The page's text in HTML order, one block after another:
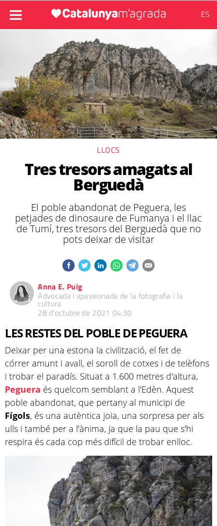
ES
LLOCS
Tres tresors amagats al
Berguedà
El poble abandonat de Peguera, les
petjades de dinosaure de Fumanya i el llac
de Tumí, tres tresors del Berguedà que no
pots deixar de visitar
Anna E. Puig
Advocada i apassionada de la fotografia i la
cultura
28 d’octubre de 2021 04:30
LES RESTES DEL POBLE DE PEGUERA
Deixar per una estona la civilització, el fet de
córrer amunt i avall, el soroll de cotxes i de telèfons
i trobar el paradís. Situat a 1.600 metres d'altura,
Peguera és quelcom semblant a l'Edèn. Aquest
poble abandonat, que pertany al municipi de
Fígols, és una autèntica joia, una sorpresa per als
ulls i també per a l'ànima, ja que la pau que s'hi
respira és cada cop més difícil de trobar enlloc.